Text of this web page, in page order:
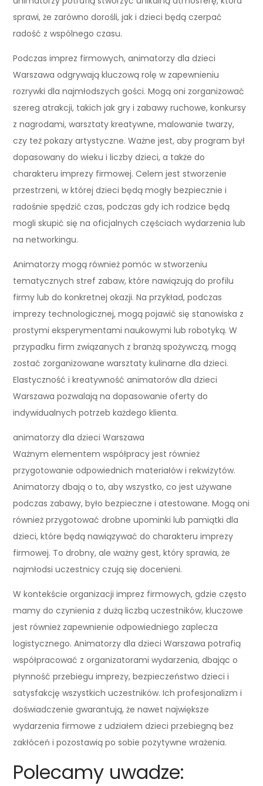
sprawi, że zarówno dorośli, jak i dzieci będą czerpać
radość z wspólnego czasu.
Podczas imprez firmowych, animatorzy dla dzieci
Warszawa odgrywają kluczową rolę w zapewnieniu
rozrywki dla najmłodszych gości. Mogą oni zorganizować
szereg atrakcji, takich jak gry i zabawy ruchowe, konkursy
z nagrodami, warsztaty kreatywne, malowanie twarzy,
czy też pokazy artystyczne. Ważne jest, aby program był
dopasowany do wieku i liczby dzieci, a także do
charakteru imprezy firmowej. Celem jest stworzenie
przestrzeni, w której dzieci będą mogły bezpiecznie i
radośnie spędzić czas, podczas gdy ich rodzice będą
mogli skupić się na oficjalnych częściach wydarzenia lub
na networkingu.
Animatorzy mogą również pomóc w stworzeniu
tematycznych stref zabaw, które nawiązują do profilu
firmy lub do konkretnej okazji. Na przykład, podczas
imprezy technologicznej, mogą pojawić się stanowiska z
prostymi eksperymentami naukowymi lub robotyką. W
przypadku firm związanych z branżą spożywczą, mogą
zostać zorganizowane warsztaty kulinarne dla dzieci.
Elastyczność i kreatywność animatorów dla dzieci
Warszawa pozwalają na dopasowanie oferty do
indywidualnych potrzeb każdego klienta.
animatorzy dla dzieci Warszawa
Ważnym elementem współpracy jest również
przygotowanie odpowiednich materiałów i rekwizytów.
Animatorzy dbają o to, aby wszystko, co jest używane
podczas zabawy, było bezpieczne i atestowane. Mogą oni
również przygotować drobne upominki lub pamiątki dla
dzieci, które będą nawiązywać do charakteru imprezy
firmowej. To drobny, ale ważny gest, który sprawia, że
najmłodsi uczestnicy czują się docenieni.
W kontekście organizacji imprez firmowych, gdzie często
mamy do czynienia z dużą liczbą uczestników, kluczowe
jest również zapewnienie odpowiedniego zaplecza
logistycznego. Animatorzy dla dzieci Warszawa potrafią
współpracować z organizatorami wydarzenia, dbając o
płynność przebiegu imprezy, bezpieczeństwo dzieci i
satysfakcję wszystkich uczestników. Ich profesjonalizm i
doświadczenie gwarantują, że nawet największe
wydarzenia firmowe z udziałem dzieci przebiegną bez
zakłóceń i pozostawią po sobie pozytywne wrażenia.
Polecamy uwadze: